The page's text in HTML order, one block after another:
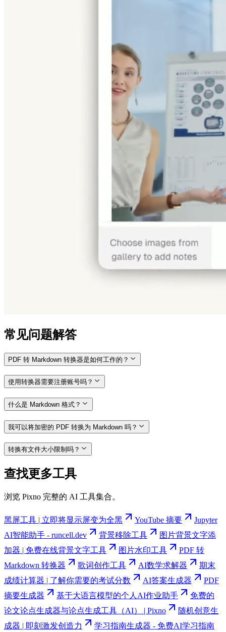
常见问题解答
PDF 转 Markdown 转换器是如何工作的？
使用转换器需要注册账号吗？
什么是 Markdown 格式？
我可以将加密的 PDF 转换为 Markdown 吗？
转换有文件大小限制吗？
查找更多工具
浏览 Pixno 完整的 AI 工具集合。
黑屏工具 | 立即将显示屏变为全黑 YouTube 摘要
Jupyter
AI智能助手 - runcell.dev
背景移除工具
图片背景文字添
加器 | 免费在线背景文字工具
图片水印工具
PDF 转
Markdown 转换器
歌词创作工具 AI数学求解器
期末
成绩计算器 | 了解你需要的考试分数
AI答案生成器
PDF
摘要生成器
基于大语言模型的个人AI作业助手
免费的
论文论点生成器与论点生成工具（AI） | Pixno
随机创意生
成器 | 即刻激发创造力
学习指南生成器 - 免费AI学习指南